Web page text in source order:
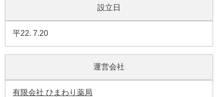
設立日
平22. 7.20
運営会社
有限会社 ひまわり薬局